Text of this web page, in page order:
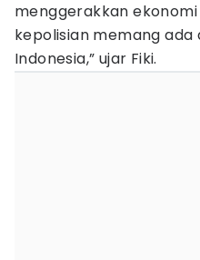
menggerakkan
kepolisian memang
Indonesia,” ujar Fiki.